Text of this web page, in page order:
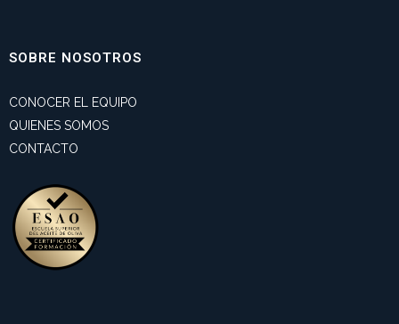
SOBRE NOSOTROS
CONOCER EL EQUIPO
QUIENES SOMOS
CONTACTO